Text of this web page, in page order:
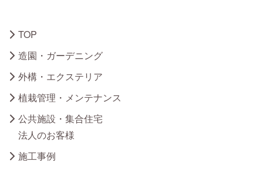
TOP
造園・ガーデニング
外構・エクステリア
植栽管理・メンテナンス
公共施設・集合住宅
法人のお客様
施工事例